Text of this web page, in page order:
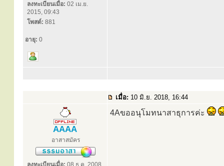
ลงทะเบียนเมื่อ: 02 เม.ย.
2015, 09:43
โพสต์: 881
อายุ: 0
เมื่อ: 10 มิ.ย. 2018, 16:44
AAAA
อาสาสมัคร
ลงทะเบียนเมื่อ: 08 ธ.ค. 2008,
4Aขออนุโมทนาสาธุการค่ะ